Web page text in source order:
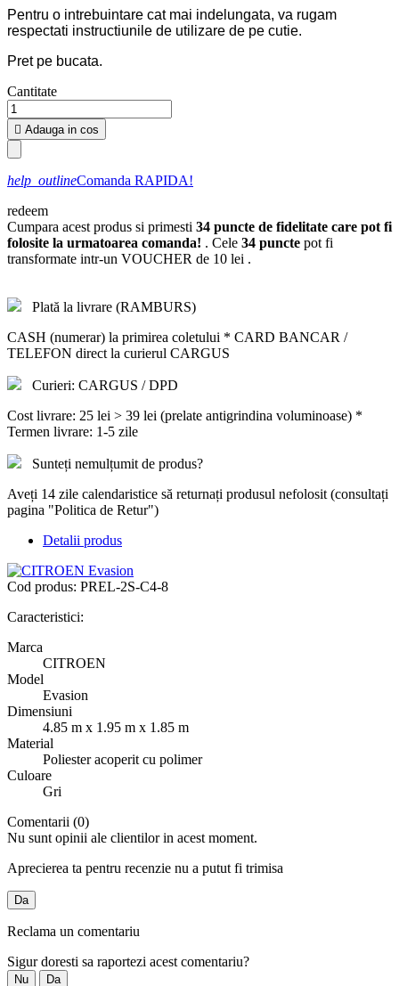
Pentru o intrebuintare cat mai indelungata, va rugam
respectati instructiunile de utilizare de pe cutie.
Pret pe bucata.
Cantitate
 Adauga in cos
help_outlineComanda RAPIDA!
redeem
Cumpara acest produs si primesti 34 puncte de fidelitate care pot fi
folosite la urmatoarea comanda! . Cele 34 puncte pot fi
transformate intr-un VOUCHER de 10 lei .
Plată la livrare (RAMBURS)
CASH (numerar) la primirea coletului * CARD BANCAR /
TELEFON direct la curierul CARGUS
Curieri: CARGUS / DPD
Cost livrare: 25 lei > 39 lei (prelate antigrindina voluminoase) *
Termen livrare: 1-5 zile
Sunteți nemulțumit de produs?
Aveți 14 zile calendaristice să returnați produsul nefolosit (consultați
pagina "Politica de Retur")
Detalii produs
Cod produs: PREL-2S-C4-8
Caracteristici:
Marca
CITROEN
Model
Evasion
Dimensiuni
4.85 m x 1.95 m x 1.85 m
Material
Poliester acoperit cu polimer
Culoare
Gri
Comentarii (0)
Nu sunt opinii ale clientilor in acest moment.
Aprecierea ta pentru recenzie nu a putut fi trimisa
Da
Reclama un comentariu
Sigur doresti sa raportezi acest comentariu?
Nu Da